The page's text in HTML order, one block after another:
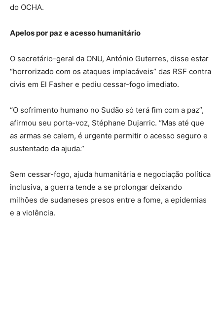
do OCHA.
Apelos por paz e acesso humanitário
O secretário-geral da ONU, António Guterres, disse estar
“horrorizado com os ataques implacáveis” das RSF contra
civis em El Fasher e pediu cessar-fogo imediato.
“O sofrimento humano no Sudão só terá fim com a paz”,
afirmou seu porta-voz, Stéphane Dujarric. “Mas até que
as armas se calem, é urgente permitir o acesso seguro e
sustentado da ajuda.”
Sem cessar-fogo, ajuda humanitária e negociação política
inclusiva, a guerra tende a se prolongar deixando
milhões de sudaneses presos entre a fome, a epidemias
e a violência.